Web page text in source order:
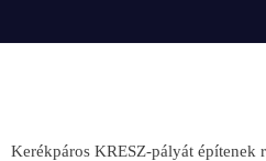
Kerékpáros KRESZ-pályát építenek